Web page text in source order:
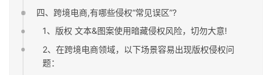
四、跨境电商,有哪些侵权“常见误区”?
1、版权 文本&图案使用暗藏侵权风险，切勿大意!
2、在跨境电商领域，以下场景容易出现版权侵权问
题：